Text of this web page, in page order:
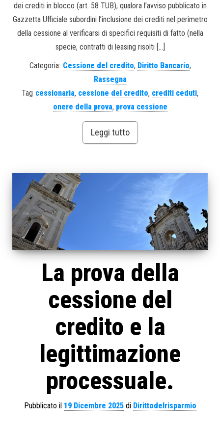
dei crediti in blocco (art. 58 TUB), qualora l’avviso pubblicato in
Gazzetta Ufficiale subordini l’inclusione dei crediti nel perimetro
della cessione al verificarsi di specifici requisiti di fatto (nella
specie, contratti di leasing risolti […]
Categoria: Cessione del credito, Diritto Bancario,
Rassegna
Tag cessionaria, cessione del credito, crediti ceduti,
onere della prova, prova cessione
Leggi tutto
La prova della
cessione del
credito e la
legittimazione
processuale.
Pubblicato il 19 Dicembre 2025di Dirittodelrisparmio